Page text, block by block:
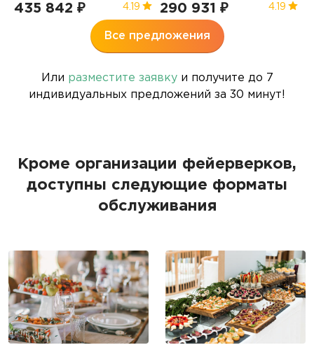
435 842 ₽ 4.19 290 931 ₽ 4.19
Все предложения
Или разместите заявкуи получите до 7
индивидуальных предложений за 30 минут!
Кроме организации фейерверков,
доступны следующие форматы
обслуживания